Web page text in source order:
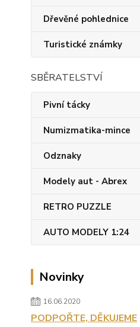
Dřevěné pohlednice
Turistické známky
SBĚRATELSTVÍ
Pivní tácky
Numizmatika-mince
Odznaky
Modely aut - Abrex
RETRO PUZZLE
AUTO MODELY 1:24
Novinky
16.06.2020
PODPOŘTE, DĚKUJEME